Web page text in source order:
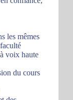
les mêmes
voix haute
du cours